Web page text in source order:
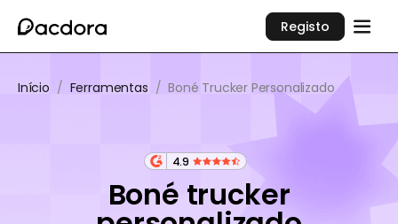
Registo
Início / Ferramentas / Boné Trucker Personalizado
4.9
Boné trucker